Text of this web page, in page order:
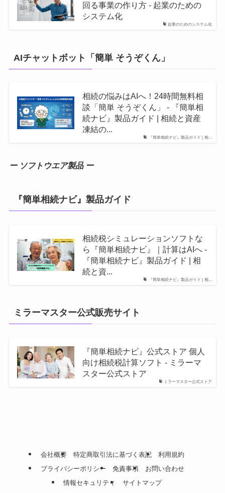
起業のためのシステム化
回る事業の作り方 - 起業のための
システム化
AIチャットボット「簡単 そうぞくん」
『簡単相続ナビ』製品ガイド | 相...
相続の悩みはAIへ！24時間無料相
談「簡単 そうぞくん」 - 『簡単相
続ナビ』製品ガイド | 相続と資産
凍結の...
ー ソフトウエア製品 ー
『簡単相続ナビ』製品ガイド
『簡単相続ナビ』製品ガイド | 相...
相続税シミュレーションソフトな
ら『簡単相続ナビ』｜計算はAIへ -
『簡単相続ナビ』製品ガイド | 相
続と資...
ミラーマスター公式販売サイト
ミラーマスター公式ストア
『簡単相続ナビ』公式ストア 個人
向け相続税計算ソフト - ミラーマ
スター公式ストア
会社概要 特定商取引法に基づく表記
利用規約
プライバシーポリシー
免責事項
お問い合わせ
情報セキュリティ
サイトマップ